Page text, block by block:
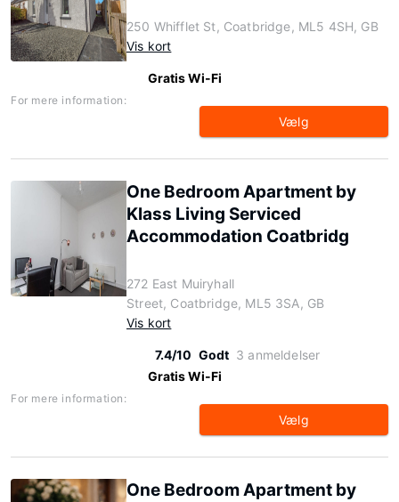
250 Whifflet St, Coatbridge, ML5 4SH, GB
Vis kort
Gratis Wi-Fi
For mere information:
Vælg
One Bedroom Apartment by
Klass Living Serviced
Accommodation Coatbridg
272 East Muiryhall
Street, Coatbridge, ML5 3SA, GB
Vis kort
7.4/10 Godt 3 anmeldelser
Gratis Wi-Fi
For mere information:
Vælg
One Bedroom Apartment by